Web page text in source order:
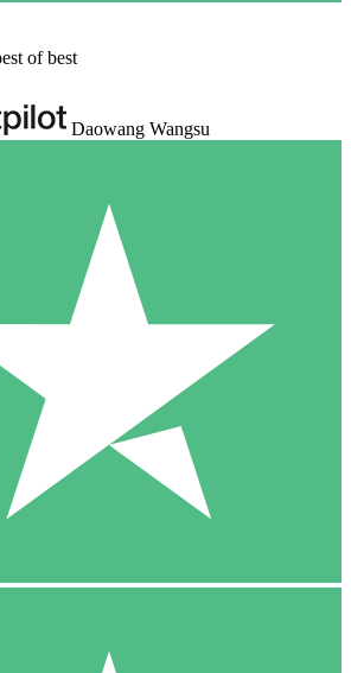
of best
Daowang Wangsu